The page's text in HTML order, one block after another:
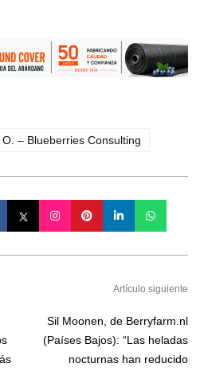
– Blueberries Consulting
Artículo siguiente
Sil Moonen, de Berryfarm.nl
(Países Bajos): “Las heladas
nocturnas han reducido